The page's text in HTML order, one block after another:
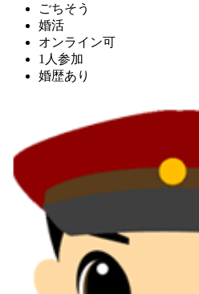
ごちそう
婚活
オンライン可
1人参加
婚歴あり